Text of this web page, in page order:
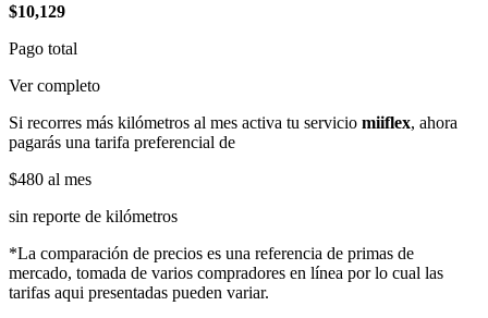
$10,129
Pago total
Ver completo
Si recorres más kilómetros al mes activa tu servicio miiflex, ahora
pagarás una tarifa preferencial de
$480 al mes
sin reporte de kilómetros
*La comparación de precios es una referencia de primas de
mercado, tomada de varios compradores en línea por lo cual las
tarifas aqui presentadas pueden variar.